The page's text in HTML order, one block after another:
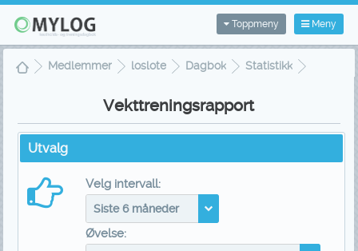
Meny
Toppmeny
Medlemmer loslote Dagbok
Statistikk
Vekttreningsrapport
Utvalg
Velg intervall:
Siste 6 måneder
Øvelse: